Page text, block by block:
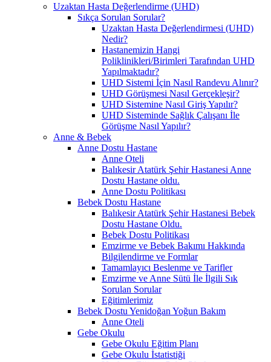
Uzaktan Hasta Değerlendirme (UHD)
Sıkça Sorulan Sorular?
Uzaktan Hasta Değerlendirmesi (UHD)
Nedir?
Hastanemizin Hangi
Poliklinikleri/Birimleri Tarafından UHD
Yapılmaktadır?
UHD Sistemi İçin Nasıl Randevu Alınır?
UHD Görüşmesi Nasıl Gerçekleşir?
UHD Sistemine Nasıl Giriş Yapılır?
UHD Sisteminde Sağlık Çalışanı İle
Görüşme Nasıl Yapılır?
Anne & Bebek
Anne Dostu Hastane
Anne Oteli
Balıkesir Atatürk Şehir Hastanesi Anne
Dostu Hastane oldu.
Anne Dostu Politikası
Bebek Dostu Hastane
Balıkesir Atatürk Şehir Hastanesi Bebek
Dostu Hastane Oldu.
Bebek Dostu Politikası
Emzirme ve Bebek Bakımı Hakkında
Bilgilendirme ve Formlar
Tamamlayıcı Beslenme ve Tarifler
Emzirme ve Anne Sütü İle İlgili Sık
Sorulan Sorular
Eğitimlerimiz
Bebek Dostu Yenidoğan Yoğun Bakım
Anne Oteli
Gebe Okulu
Gebe Okulu Eğitim Planı
Gebe Okulu İstatistiği